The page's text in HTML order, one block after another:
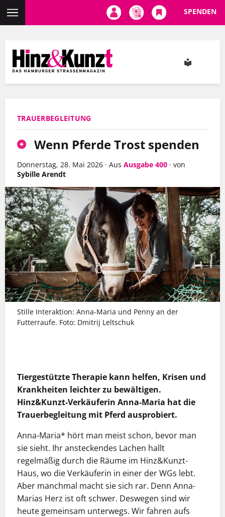
Inhalt
SPENDEN
TRAUERBEGLEITUNG
Wenn Pferde Trost spenden
Donnerstag, 28. Mai 2026 · Aus Ausgabe 400 · von
Sybille Arendt
Stille Interaktion: Anna-Maria und Penny an der
Futterraufe. Foto: Dmitrij Leltschuk
Tiergestützte Therapie kann helfen, Krisen und
Krankheiten leichter zu bewältigen.
Hinz&Kunzt-Verkäuferin Anna-Maria hat die
Trauerbegleitung mit Pferd ausprobiert.
Anna-Maria* hört man meist schon, bevor man
sie sieht. Ihr ansteckendes Lachen hallt
regelmäßig durch die Räume im Hinz&Kunzt-
Haus, wo die Verkäuferin in einer der WGs lebt.
Aber manchmal macht sie sich rar. Denn Anna-
Marias Herz ist oft schwer. Deswegen sind wir
heute gemeinsam unterwegs. Wir fahren aufs